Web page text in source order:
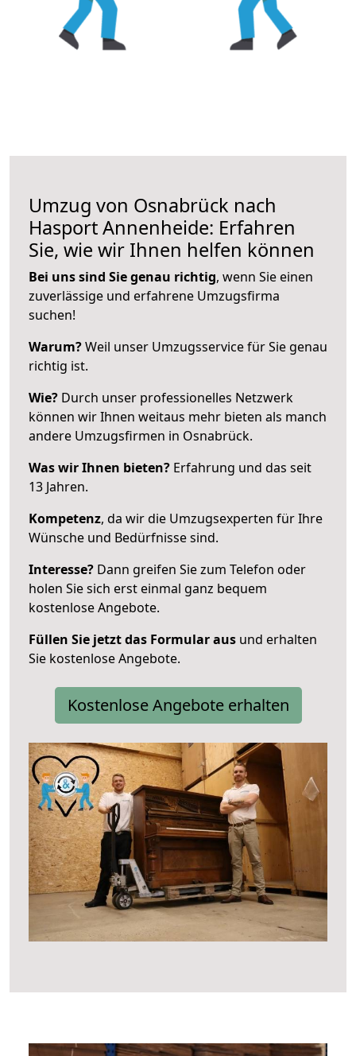
Umzug von Osnabrück nach
Hasport Annenheide: Erfahren
Sie, wie wir Ihnen helfen können
Bei uns sind Sie genau richtig, wenn Sie einen
zuverlässige und erfahrene Umzugsfirma
suchen!
Warum?Weil unser Umzugsservice für Sie genau
richtig ist.
Wie? Durch unser professionelles Netzwerk
können wir Ihnen weitaus mehr bieten als manch
andere Umzugsfirmen in Osnabrück.
Was wir Ihnen bieten? Erfahrung und das seit
13 Jahren.
Kompetenz, da wir die Umzugsexperten für Ihre
Wünsche und Bedürfnisse sind.
Interesse? Dann greifen Sie zum Telefon oder
holen Sie sich erst einmal ganz bequem
kostenlose Angebote.
Füllen Sie jetzt das Formular aus und erhalten
Sie kostenlose Angebote.
Kostenlose Angebote erhalten